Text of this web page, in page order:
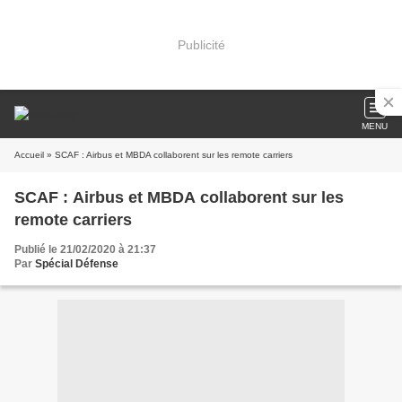
Publicité
MENU
Accueil » SCAF : Airbus et MBDA collaborent sur les remote carriers
SCAF : Airbus et MBDA collaborent sur les
remote carriers
Publié le 21/02/2020 à 21:37
Par Spécial Défense